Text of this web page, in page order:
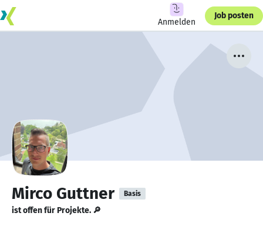
Anmelden
Job posten
Mirco Guttner Basis
ist offen für Projekte. 🔎